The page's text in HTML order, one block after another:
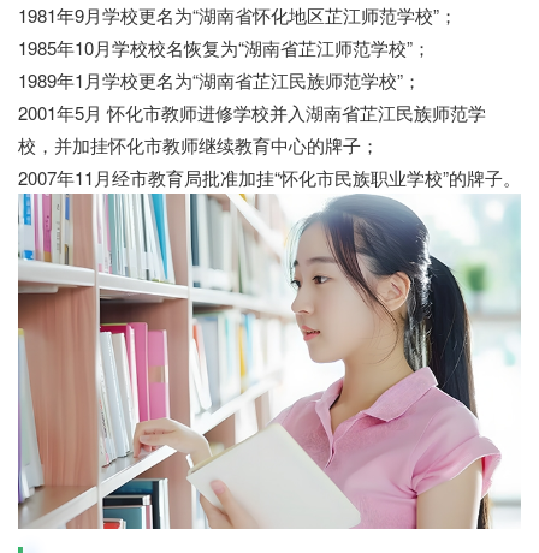
1981年9月学校更名为“湖南省怀化地区芷江师范学校”；
1985年10月学校校名恢复为“湖南省芷江师范学校”；
1989年1月学校更名为“湖南省芷江民族师范学校”；
2001年5月 怀化市教师进修学校并入湖南省芷江民族师范学
校，并加挂怀化市教师继续教育中心的牌子；
2007年11月经市教育局批准加挂“怀化市民族职业学校”的牌子。